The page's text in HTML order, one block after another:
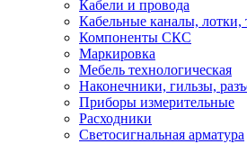
Кабели и провода
Кабельные каналы, лотки,
Компоненты СКС
Маркировка
Мебель технологическая
Наконечники, гильзы,
Приборы измерительные
Расходники
Светосигнальная арматура